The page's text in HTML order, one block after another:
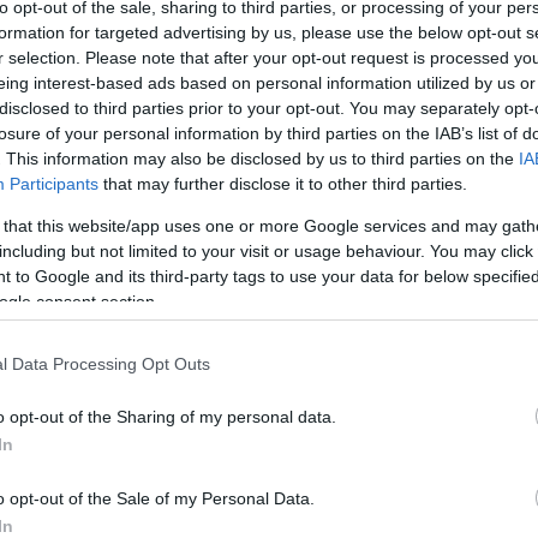
opt-out of the sale, sharing to third parties, or processing of your
for targeted advertising by us, please use the below opt-out
selection. Please note that after your opt-out request is processed
interest-based ads based on personal information utilized by us
to third parties prior to your opt-out. You may separately
of your personal information by third parties on the IAB’s list of
This information may also be disclosed by us to third parties on the
Participants that may further disclose it to other third parties.
that this website/app uses one or more Google services and may
but not limited to your visit or usage behaviour. You may
to Google and its third-party tags to use your data for below
consent section.
Data Processing Opt Outs
opt-out of the Sharing of my personal data.
opt-out of the Sale of my Personal Data.
írt Úrhatnám polgár az idők során a
bemutató egyediségét az adja, hogy a
amelyet maga Lully és Moliere adott elő az
eredeti verzió legutolsó bemutatója látható!
polgárából, ami a XVII. századi
smink, a szín- és fénytechnika mind
egyedi hangulatához.
comédie-ballet, amelyben az azonos
át- meg átszőve, egymással versengve egészítik
egymásnak tükröt tartva folytatja
gyertyafény biztosította világítás
koncentrációra vagy álmodozásra készteti.
megszólaló, autentikus, 17.